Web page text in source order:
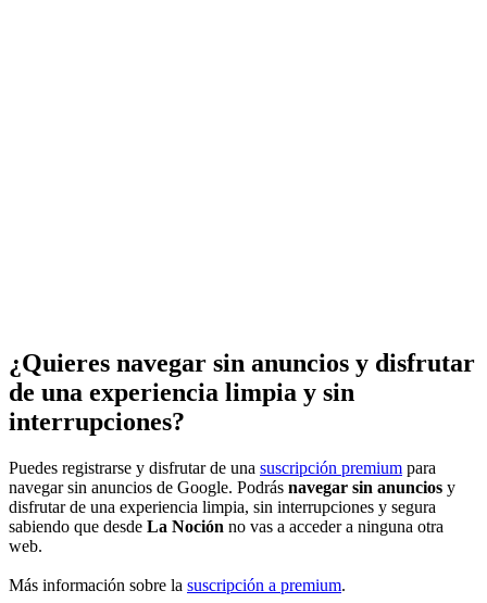
¿Quieres navegar sin anuncios y disfrutar
de una experiencia limpia y sin
interrupciones?
Puedes registrarse y disfrutar de una suscripción premium para
navegar sin anuncios de Google. Podrás navegar sin anuncios y
disfrutar de una experiencia limpia, sin interrupciones y segura
sabiendo que desde La Noción no vas a acceder a ninguna otra
web.
Más información sobre la suscripción a premium.